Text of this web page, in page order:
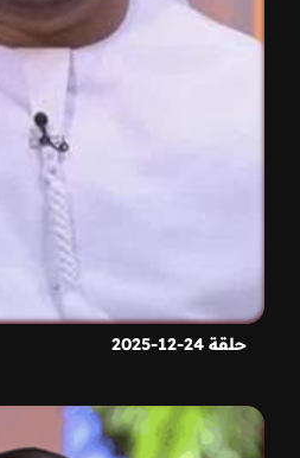
حلقة 24-12-2025